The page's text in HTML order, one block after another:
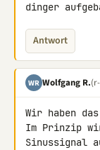
dinger
Antwort
WR Wolfgang R.
Wir haben
Im Prinzip
Sinussignal